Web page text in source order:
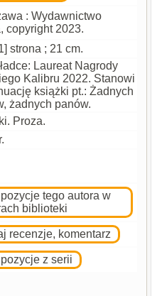
: Wydawnictwo
copyright 2023.
strona ; 21 cm.
Laureat Nagrody
Kalibru 2022. Stanowi
książki pt.: Żadnych
żadnych panów.
Proza.
pozycje tego autora w
biblioteki
recenzje, komentarz
pozycje z serii